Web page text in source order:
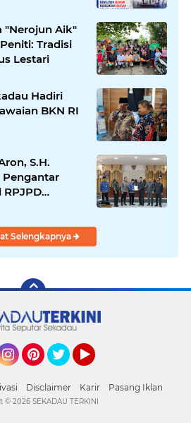
Bangsa
"Nerojun Aik"
Tradisi
Lestari
Hadiri
BKN RI
S.H.
RPJPD
2025-2045
Selengkapnya
Disclaimer Karir Pasang Iklan
© 2026 SEKADAU TERKINI